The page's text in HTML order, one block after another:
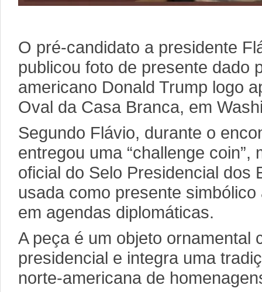
O pré-candidato a presidente
publicou foto de presente dado
americano Donald Trump logo
Oval da Casa Branca, em
Segundo Flávio, durante o
entregou uma “challenge coin”,
oficial do Selo Presidencial dos
usada como presente
em agendas diplomáticas.
A peça é um objeto ornamental
presidencial e integra uma
norte-americana de